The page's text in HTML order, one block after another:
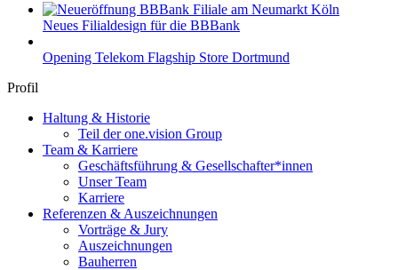
Neues Filialdesign für die BBBank
Opening Telekom Flagship Store Dortmund
Profil
Haltung & Historie
Teil der one.vision Group
Team & Karriere
Geschäftsführung & Gesellschafter*innen
Unser Team
Karriere
Referenzen & Auszeichnungen
Vorträge & Jury
Auszeichnungen
Bauherren